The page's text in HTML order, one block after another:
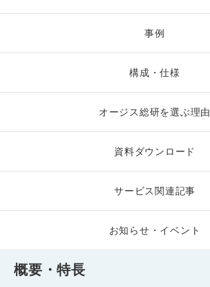
事例
構成・仕様
オージス総研を選ぶ理由
資料ダウンロード
サービス関連記事
お知らせ・イベント
概要・特長